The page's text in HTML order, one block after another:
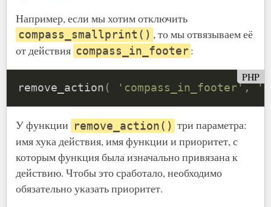
Например, если мы хотим отключить
compass_smallprint() , то мы отвязываем её
от действия compass_in_footer :
PHP
remove_action ( 'compass_in_footer' ,
У функции remove_action() три параметра:
имя хука действия, имя функции и приоритет, с
которым функция была изначально привязана к
действию. Чтобы это сработало, необходимо
обязательно указать приоритет.